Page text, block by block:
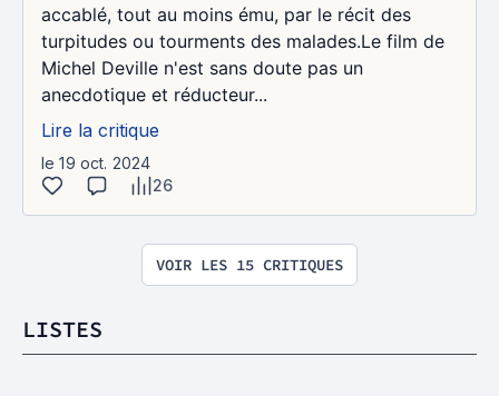
accablé, tout au moins ému, par le récit des
turpitudes ou tourments des malades.Le film de
Michel Deville n'est sans doute pas un
anecdotique et réducteur...
Lire la critique
le 19 oct. 2024
26
VOIR LES 15 CRITIQUES
LISTES